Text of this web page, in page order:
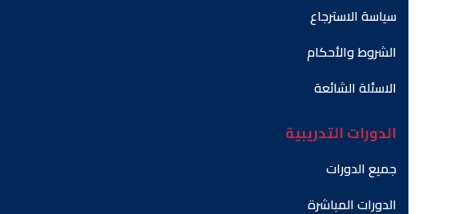
سياسة الاسترجاع
الشروط والأحكام
الاسئلة الشائعة
الدورات التدريبية
جميع الدورات
الدورات المباشرة